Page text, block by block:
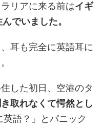
リアに来る前はイギ
でいました。
耳も完全に英語耳に
した初日、空港のタ
取れなくて愕然とし
英語？」とパニック